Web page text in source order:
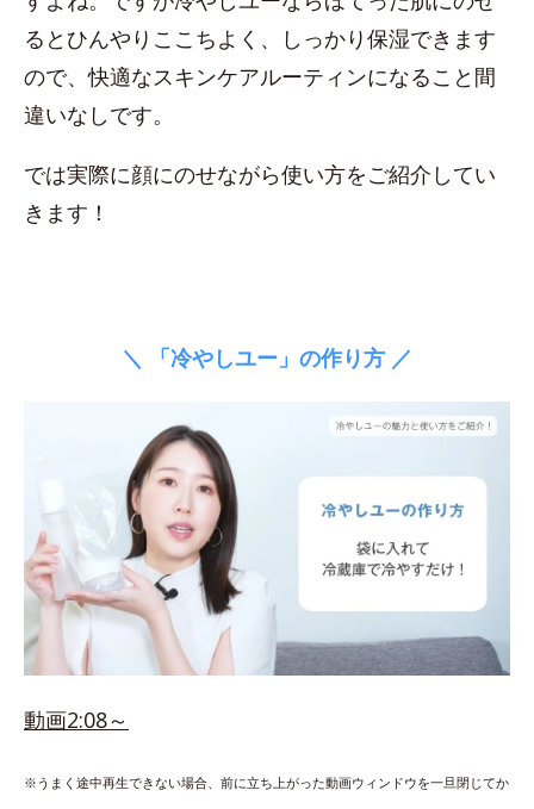
るとひんやりここちよく、しっかり保湿できます
ので、快適なスキンケアルーティンになること間
違いなしです。
では実際に顔にのせながら使い方をご紹介してい
きます！
＼ 「冷やしユー」の作り方 ／
動画2:08～
※うまく途中再生できない場合、前に立ち上がった動画ウィンドウを一旦閉じてか